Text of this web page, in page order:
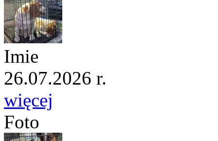
Imie
26.07.2026 r.
więcej
Foto